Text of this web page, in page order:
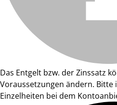
Das Entgelt bzw. der Zinssatz
Voraussetzungen ändern. Bitte
Einzelheiten bei dem